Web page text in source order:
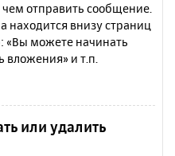
отправить сообщение.
находится внизу страниц
можете начинать
вложения» и т.п.
или удалить